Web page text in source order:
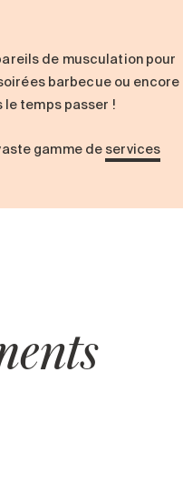
de musculation pour
barbecue ou encore
le temps passer !
gamme de services